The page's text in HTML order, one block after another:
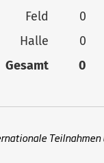
Feld
0
Halle
0
Gesamt
0
Teilnahmen